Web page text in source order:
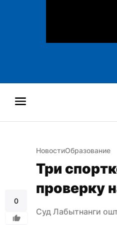
0
НовостиОбразование
Три
проверку
Суд Лабытнанги